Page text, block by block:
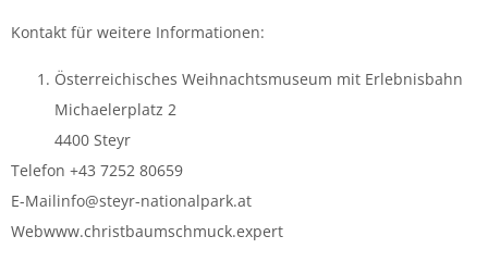
Kontakt für weitere Informationen:
Österreichisches Weihnachtsmuseum mit Erlebnisbahn
Michaelerplatz 2
4400 Steyr
Telefon +43 7252 80659
E-Mailinfo@steyr-nationalpark.at
Webwww.christbaumschmuck.expert